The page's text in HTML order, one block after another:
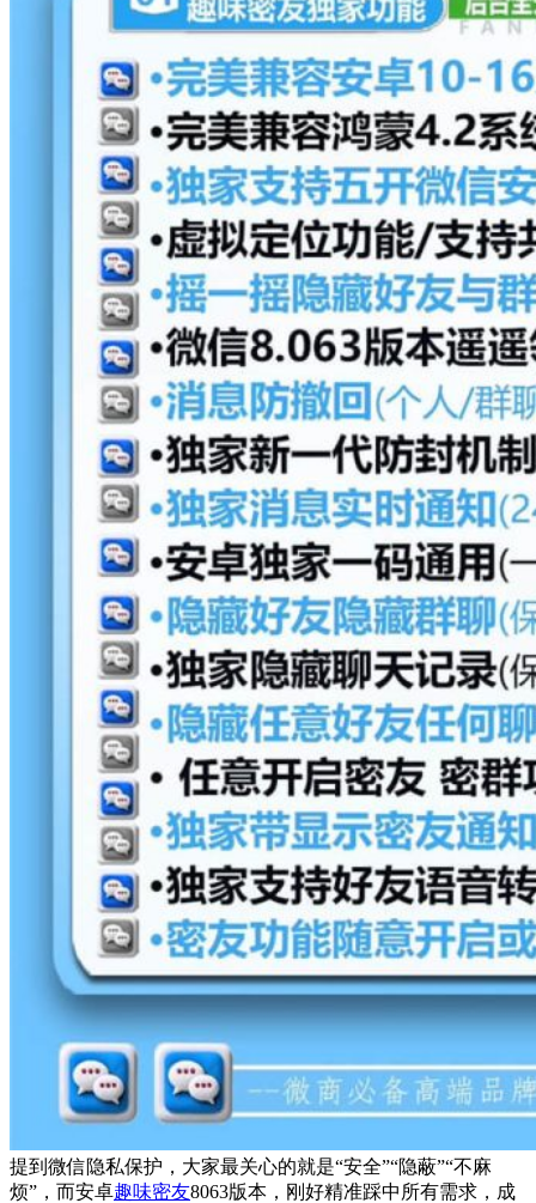
提到微信隐私保护，大家最关心的就是“安全”“隐蔽”“不麻
烦”，而安卓趣味密友8063版本，刚好精准踩中所有需求，成